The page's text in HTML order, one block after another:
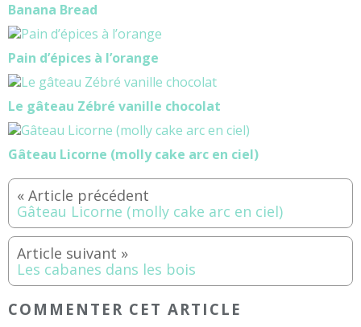
Banana Bread
Pain d’épices à l’orange
Le gâteau Zébré vanille chocolat
Gâteau Licorne (molly cake arc en ciel)
Gâteau Licorne (molly cake arc en ciel)
Les cabanes dans les bois
COMMENTER CET ARTICLE